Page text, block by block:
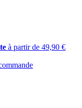
à partir de 49,90 €